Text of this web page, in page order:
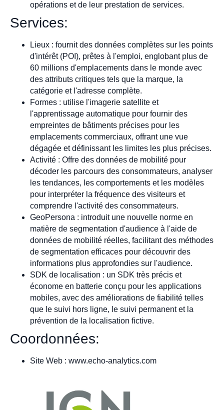
opérations et de leur prestation de services.
Services:
Lieux : fournit des données complètes sur les points
d'intérêt (POI), prêtes à l'emploi, englobant plus de
60 millions d'emplacements dans le monde avec
des attributs critiques tels que la marque, la
catégorie et l'adresse complète.
Formes : utilise l'imagerie satellite et
l'apprentissage automatique pour fournir des
empreintes de bâtiments précises pour les
emplacements commerciaux, offrant une vue
dégagée et définissant les limites les plus précises.
Activité : Offre des données de mobilité pour
décoder les parcours des consommateurs, analyser
les tendances, les comportements et les modèles
pour interpréter la fréquence des visiteurs et
comprendre l'activité des consommateurs.
GeoPersona : introduit une nouvelle norme en
matière de segmentation d'audience à l'aide de
données de mobilité réelles, facilitant des méthodes
de segmentation efficaces pour découvrir des
informations plus approfondies sur l'audience.
SDK de localisation : un SDK très précis et
économe en batterie conçu pour les applications
mobiles, avec des améliorations de fiabilité telles
que le suivi hors ligne, le suivi permanent et la
prévention de la localisation fictive.
Coordonnées:
Site Web : www.echo-analytics.com